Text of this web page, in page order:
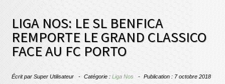
LIGA NOS: LE SL BENFICA
REMPORTE LE GRAND CLASSICO
FACE AU FC PORTO
Écrit parSuper Utilisateur Catégorie :Liga Nos Publication : 7 octobre 2018